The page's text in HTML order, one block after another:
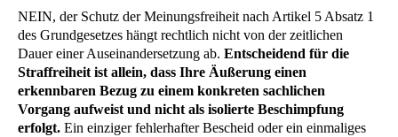
NEIN, der Schutz der Meinungsfreiheit nach Artikel 5 Absatz 1
des Grundgesetzes hängt rechtlich nicht von der zeitlichen
Dauer einer Auseinandersetzung ab. Entscheidend für die
Straffreiheit ist allein, dass Ihre Äußerung einen
erkennbaren Bezug zu einem konkreten sachlichen
Vorgang aufweist und nicht als isolierte Beschimpfung
erfolgt. Ein einziger fehlerhafter Bescheid oder ein einmaliges